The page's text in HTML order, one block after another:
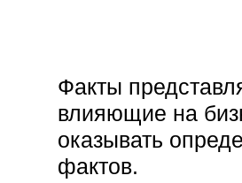
Факты
влияющие на
оказывать
фактов.